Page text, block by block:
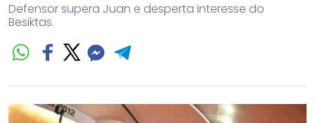
Defensor supera Juan e desperta interesse do
Besiktas.